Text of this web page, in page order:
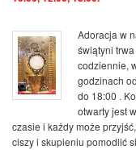
Adoracja w
świątyni trwa
codziennie,
godzinach
do 18:00 .
otwarty jest
czasie i każdy może
ciszy i skupieniu pomodlić